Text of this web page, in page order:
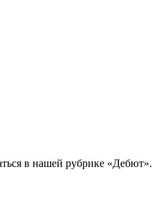
в нашей рубрике «Дебют».